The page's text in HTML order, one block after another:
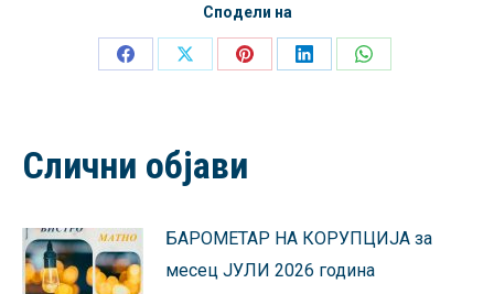
Сподели на
Share
Share
Share
Share
Share
Слични објави
БАРОМЕТАР НА КОРУПЦИЈА за
месец ЈУЛИ 2026 година